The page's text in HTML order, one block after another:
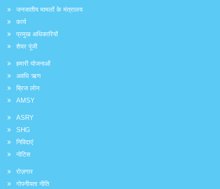
जनजातीय मामलों के मंत्रालय
कार्य
प्रमुख अधिकारियों
शेयर पूंजी
हमारी योजनाओं
अवधि ऋण
ब्रिज लोन
AMSY
ASRY
SHG
निविदाएं
नोटिस
रोज़गार
गोपनीयता नीति